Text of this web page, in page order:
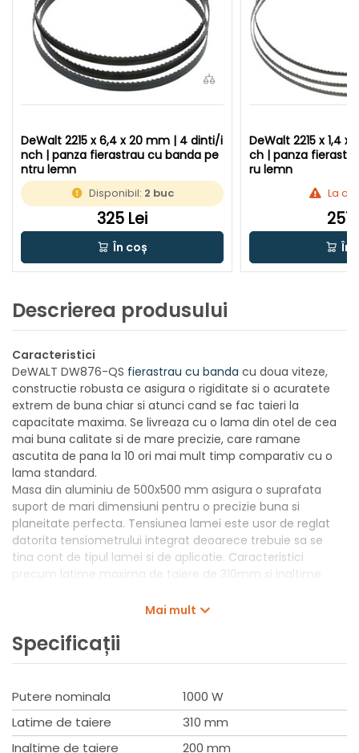
DeWalt 2215 x 6,4 x 20 mm | 4 dinti/i
nch | panza fierastrau cu banda pe
ntru lemn
Disponibil: 2 buc
325 Lei
În coș
DeWalt 2215 x 1,4
ch | panza
ru lemn
La
251
În
Descrierea produsului
Caracteristici
DeWALT DW876-QS fierastrau cu banda cu doua viteze,
constructie robusta ce asigura o rigiditate si o acuratete
extrem de buna chiar si atunci cand se fac taieri la
capacitate maxima. Se livreaza cu o lama din otel de cea
mai buna calitate si de mare precizie, care ramane
ascutita de pana la 10 ori mai mult timp comparativ cu o
lama standard.
Masa din aluminiu de 500x500 mm asigura o suprafata
suport de mari dimensiuni pentru o precizie buna si
planeitate perfecta. Tensiunea lamei este usor de reglat
datorita tensiometrului integrat deoarece trebuie sa se
tina cont de tipul lamei si de aplicatie. Caracteristici
precum latime maxima de taiere de 310mm si inaltime
Microintrerupatorul incorporat in usa de vizitare previne
cu diametrul de 100 mm pentru extragerea eficienta a
prafului. Doua trepte de viteza pentru aplicatii diverse.
un cost foarte redus de mentenanta si un nivel redus al
zgomotului.
Set de livrare
Mai mult
Specificații
Putere nominala
1000 W
Latime de taiere
310 mm
Inaltime de taiere
200 mm